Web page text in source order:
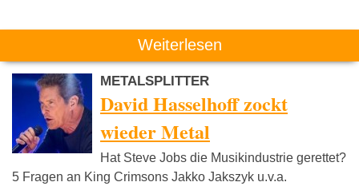
Weiterlesen
METALSPLITTER
David Hasselhoff zockt
wieder Metal
Hat Steve Jobs die Musikindustrie gerettet?
5 Fragen an King Crimsons Jakko Jakszyk u.v.a.